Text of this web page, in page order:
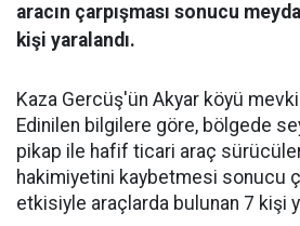
aracın çarpışması sonucu
kişi yaralandı.
Kaza Gercüş'ün Akyar köyü
Edinilen bilgilere göre, bölgede
pikap ile hafif ticari araç
hakimiyetini kaybetmesi sonucu
etkisiyle araçlarda bulunan 7 kişi